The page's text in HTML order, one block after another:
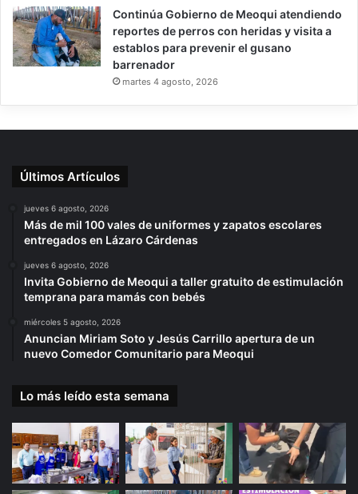
Continúa Gobierno de Meoqui atendiendo
reportes de perros con heridas y visita a
establos para prevenir el gusano
barrenador
martes 4 agosto, 2026
Últimos Artículos
jueves 6 agosto, 2026
Más de mil 100 vales de uniformes y zapatos escolares
entregados en Lázaro Cárdenas
jueves 6 agosto, 2026
Invita Gobierno de Meoqui a taller gratuito de estimulación
temprana para mamás con bebés
miércoles 5 agosto, 2026
Anuncian Miriam Soto y Jesús Carrillo apertura de un
nuevo Comedor Comunitario para Meoqui
Lo más leído esta semana